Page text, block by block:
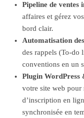
Pipeline de ventes
affaires et gérez
bord clair.
Automatisation
des rappels (To-do
conventions en un
Plugin WordPress
votre site web pour
d’inscription en
synchronisée en